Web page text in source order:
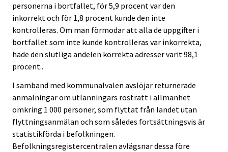
personerna i bortfallet, för 5,9 procent var den
inkorrekt och för 1,8 procent kunde den inte
kontrolleras. Om man förmodar att alla de uppgifter i
bortfallet som inte kunde kontrolleras var inkorrekta,
hade den slutliga andelen korrekta adresser varit 98,1
procent..
I samband med kommunalvalen avslöjar returnerade
anmälningar om utlänningars rösträtt i allmänhet
omkring 1 000 personer, som flyttat från landet utan
flyttningsanmälan och som således fortsättningsvis är
statistikförda i befolkningen.
Befolkningsregistercentralen avlägsnar dessa före